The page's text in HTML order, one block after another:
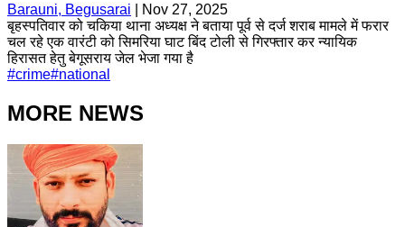
Barauni, Begusarai
Nov 27, 2025
बृहस्पतिवार को चकिया थाना अध्यक्ष ने बताया पूर्व से दर्ज शराब मामले में फरार
चल रहे एक वारंटी को सिमरिया घाट बिंद टोली से गिरफ्तार कर न्यायिक
हिरासत हेतु बेगूसराय जेल भेजा गया है
#crime#national
MORE NEWS